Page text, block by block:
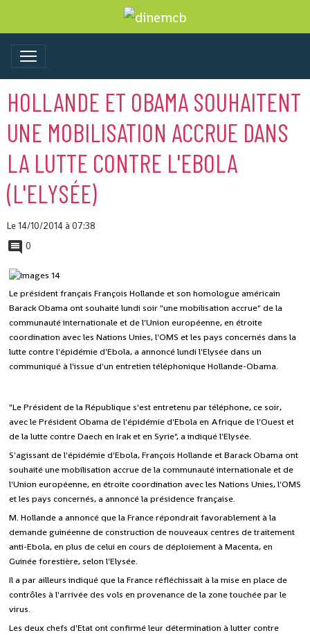
HOLLANDE ET OBAMA SOUHAITENT
UNE MOBILISATION ACCRUE DANS
LA LUTTE CONTRE L'EBOLA
(L'ELYSÉE)
Le 14/10/2014à 07:38
0
Le président français François Hollande et son homologue américain
Barack Obama ont souhaité lundi soir "une mobilisation accrue" de la
communauté internationale et de l'Union européenne, en étroite
coordination avec les Nations Unies, l'OMS et les pays concernés dans la
lutte contre l'épidémie d'Ebola, a annoncé lundi l'Elysée dans un
communiqué à l'issue d'un entretien téléphonique Hollande-Obama.
"Le Président de la République s'est entretenu par téléphone, ce soir,
avec le Président Obama de l'épidémie d'Ebola en Afrique de l'Ouest et
de la lutte contre Daech en Irak et en Syrie", a indiqué l'Elysée.
S'agissant de l'épidémie d'Ebola, François Hollande et Barack Obama ont
souhaité une mobilisation accrue de la communauté internationale et de
l'Union européenne, en étroite coordination avec les Nations Unies, l'OMS
et les pays concernés, a annoncé la présidence française.
M. Hollande a annoncé que la France répondrait favorablement à la
demande guinéenne de construction de nouveaux centres de traitement
anti-Ebola, en plus de celui en cours de déploiement à Macenta, en
Guinée forestière, selon l'Elysée.
Il a par ailleurs indiqué que la France réfléchissait à la mise en place de
contrôles à l'arrivée des vols en provenance de la zone touchée par le
virus.
Les deux chefs d'Etat ont confirmé leur détermination à lutter contre